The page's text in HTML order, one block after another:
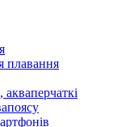
плавання